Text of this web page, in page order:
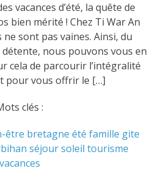
vacances d’été, la quête de
bien mérité ! Chez Ti War An
sont pas vaines. Ainsi, du
nous pouvons vous en
cela de parcourir l’intégralité
pour vous offrir le […]
clés :
être bretagne été famille gite
séjour soleil tourisme
vacances